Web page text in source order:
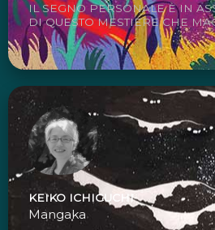
IL SEGNO PERSONALE È IN
DI QUESTO MESTIERE CHE
KEIKO ICHIGUCHI
Mangaka